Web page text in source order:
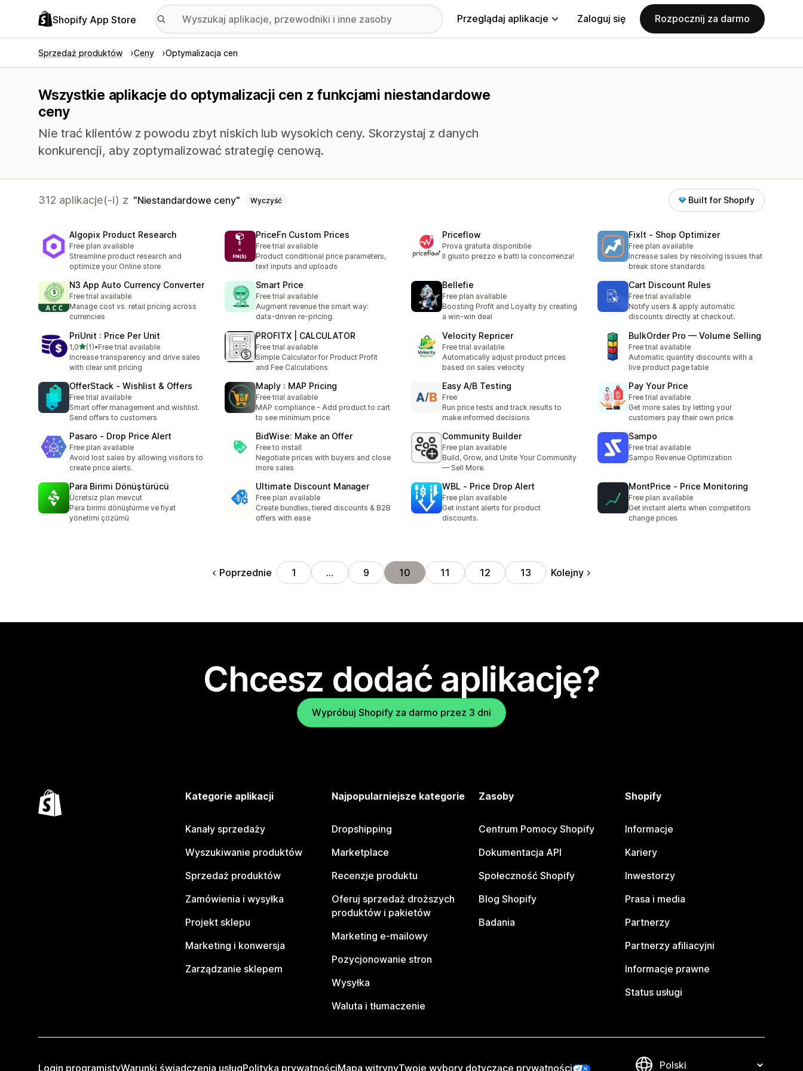
Shopify App Store Przeglądaj aplikacje Zaloguj się Rozpocznij za darmo
Sprzedaż produktów Ceny Optymalizacja cen
Wszystkie aplikacje do optymalizacji cen z funkcjami niestandardowe
ceny
Nie trać klientów z powodu zbyt niskich lub wysokich ceny. Skorzystaj z danych
konkurencji, aby zoptymalizować strategię cenową.
312 aplikacje(-i) z Niestandardowe ceny Wyczyść Built for Shopify
Algopix Product Research
Free plan available
Streamline product research and
optimize your Online store
PriceFn Custom Prices
Free trial available
Product conditional price parameters,
text inputs and uploads
Priceflow
Prova gratuita disponibile
Il giusto prezzo e batti la concorrenza!
FixIt ‑ Shop Optimizer
Free plan available
Increase sales by resolving issues that
break store standards
N3 App Auto Currency Converter
Free trial available
Manage cost vs. retail pricing across
currencies
Smart Price
Free trial available
Augment revenue the smart way:
data‑driven re-pricing.
Bellefie
Free plan available
Boosting Profit and Loyalty by creating
a win-win deal
Cart Discount Rules
Free trial available
Notify users & apply automatic
discounts directly at checkout.
PriUnit : Price Per Unit
1,0na 5 gwiazdek
(1)
Łączna liczba recenzji: 1
•Free trial available
Increase transparency and drive sales
with clear unit pricing
PROFITX | CALCULATOR
Free trial available
Simple Calculator for Product Profit
and Fee Calculations
Velocity Repricer
Free trial available
Automatically adjust product prices
based on sales velocity
BulkOrder Pro — Volume Selling
Free trial available
Automatic quantity discounts with a
live product page table
OfferStack ‑ Wishlist & Offers
Free trial available
Smart offer management and wishlist.
Send offers to customers
Maply : MAP Pricing
Free trial available
MAP compliance - Add product to cart
to see minimum price
Easy A/B Testing
Free
Run price tests and track results to
make informed decisions
Pay Your Price
Free trial available
Get more sales by letting your
customers pay their own price
Pasaro ‑ Drop Price Alert
Free plan available
Avoid lost sales by allowing visitors to
create price alerts.
BidWise: Make an Offer
Free to install
Negotiate prices with buyers and close
more sales
Community Builder
Free plan available
Build, Grow, and Unite Your Community
— Sell More.
Sampo
Free trial available
Sampo Revenue Optimization
Para Birimi Dönüştürücü
Ücretsiz plan mevcut
Para birimi dönüştürme ve fiyat
yönetimi çözümü
Ultimate Discount Manager
Free plan available
Create bundles, tiered discounts & B2B
offers with ease
WBL ‑ Price Drop Alert
Free plan available
Get instant alerts for product
discounts.
MontPrice ‑ Price Monitoring
Free plan available
Get instant alerts when competitors
change prices
Poprzednie 1 … 9 10 11 12 13 Kolejny
Chcesz dodać aplikację?
Wypróbuj Shopify za darmo przez 3 dni
Kategorie aplikacji
Kanały sprzedaży
Wyszukiwanie produktów
Sprzedaż produktów
Zamówienia i wysyłka
Projekt sklepu
Marketing i konwersja
Zarządzanie sklepem
Najpopularniejsze kategorie
Dropshipping
Marketplace
Recenzje produktu
Oferuj sprzedaż droższych
produktów i pakietów
Marketing e-mailowy
Pozycjonowanie stron
Wysyłka
Waluta i tłumaczenie
Zasoby
Centrum Pomocy Shopify
Dokumentacja API
Społeczność Shopify
Blog Shopify
Badania
Shopify
Informacje
Kariery
Inwestorzy
Prasa i media
Partnerzy
Partnerzy afiliacyjni
Informacje prawne
Status usługi
Login programistyWarunki świadczenia usługPolityka prywatnościMapa witrynyTwoje wybory dotyczące prywatności